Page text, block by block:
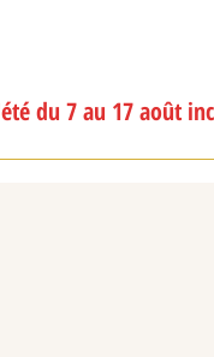
du 7 au 17 août